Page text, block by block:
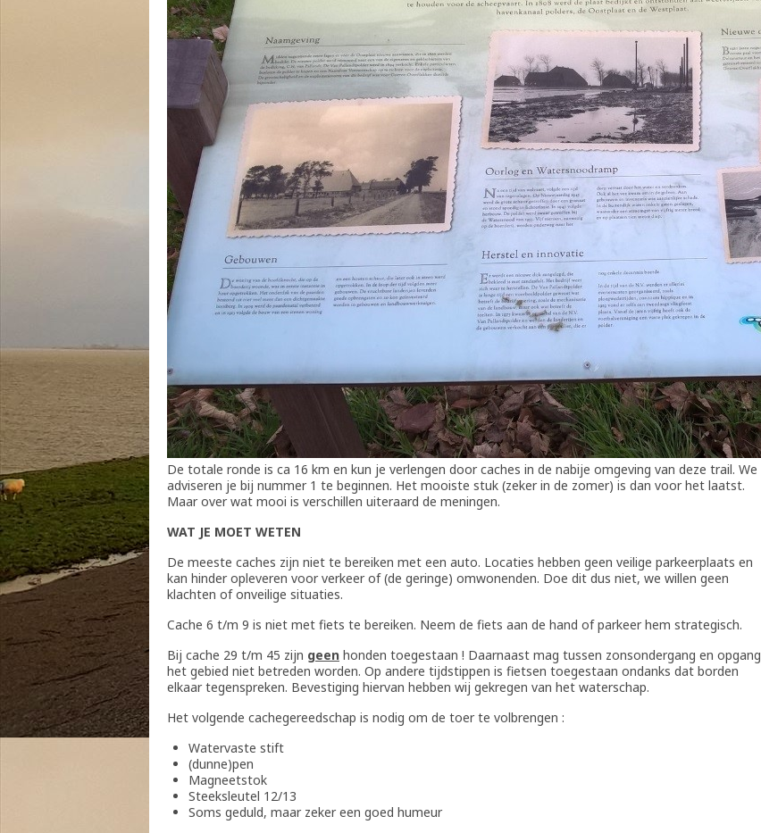
De totale ronde is ca 16 km en kun je verlengen door caches in de nabije omgeving van deze trail. We
adviseren je bij nummer 1 te beginnen. Het mooiste stuk (zeker in de zomer) is dan voor het laatst.
Maar over wat mooi is verschillen uiteraard de meningen.
WAT JE MOET WETEN
De meeste caches zijn niet te bereiken met een auto. Locaties hebben geen veilige parkeerplaats en
kan hinder opleveren voor verkeer of (de geringe) omwonenden. Doe dit dus niet, we willen geen
klachten of onveilige situaties.
Cache 6 t/m 9 is niet met fiets te bereiken. Neem de fiets aan de hand of parkeer hem strategisch.
Bij cache 29 t/m 45 zijn geen honden toegestaan ! Daarnaast mag tussen zonsondergang en opgang
het gebied niet betreden worden. Op andere tijdstippen is fietsen toegestaan ondanks dat borden
elkaar tegenspreken. Bevestiging hiervan hebben wij gekregen van het waterschap.
Het volgende cachegereedschap is nodig om de toer te volbrengen :
Watervaste stift
(dunne)pen
Magneetstok
Steeksleutel 12/13
Soms geduld, maar zeker een goed humeur